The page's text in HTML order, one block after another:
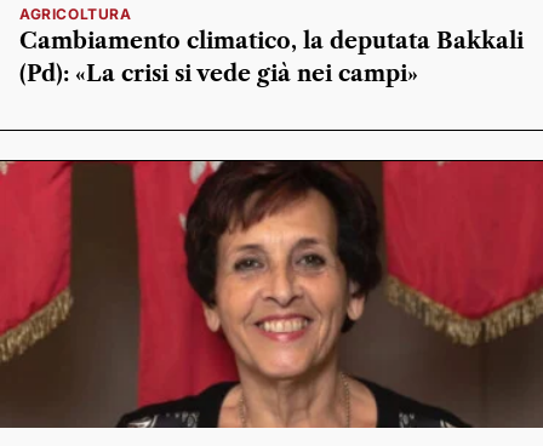
AGRICOLTURA
Cambiamento climatico, la deputata Bakkali
(Pd): «La crisi si vede già nei campi»